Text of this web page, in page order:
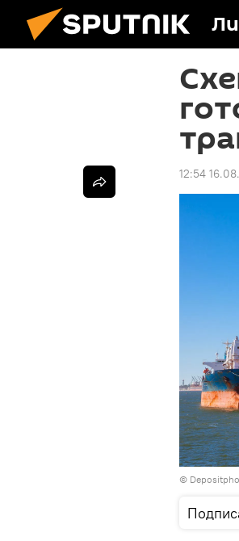
12:54
©